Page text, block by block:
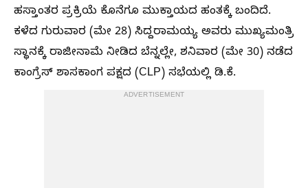
ಹಸ್ತಾಂತರ ಪ್ರಕ್ರಿಯೆ ಕೊನೆಗೂ ಮುಕ್ತಾಯದ ಹಂತಕ್ಕೆ ಬಂದಿದೆ.
ಕಳೆದ ಗುರುವಾರ (ಮೇ 28) ಸಿದ್ದರಾಮಯ್ಯ ಅವರು ಮುಖ್ಯಮಂತ್ರಿ
ಸ್ಥಾನಕ್ಕೆ ರಾಜೀನಾಮೆ ನೀಡಿದ ಬೆನ್ನಲ್ಲೇ, ಶನಿವಾರ (ಮೇ 30) ನಡೆದ
ಕಾಂಗ್ರೆಸ್ ಶಾಸಕಾಂಗ ಪಕ್ಷದ (CLP) ಸಭೆಯಲ್ಲಿ ಡಿ.ಕೆ.
ADVERTISEMENT